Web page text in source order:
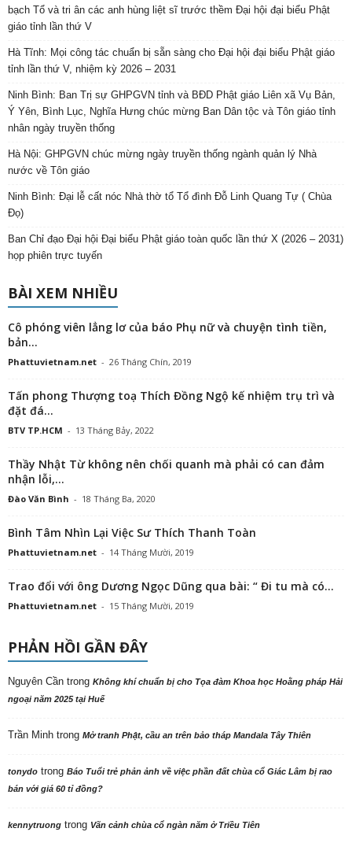
bạch Tổ và tri ân các anh hùng liệt sĩ trước thềm Đại hội đại biểu Phật
giáo tỉnh lần thứ V
Hà Tĩnh: Mọi công tác chuẩn bị sẵn sàng cho Đại hội đại biểu Phật giáo
tỉnh lần thứ V, nhiệm kỳ 2026 – 2031
Ninh Bình: Ban Trị sự GHPGVN tỉnh và BĐD Phật giáo Liên xã Vụ Bản,
Ý Yên, Bình Lục, Nghĩa Hưng chúc mừng Ban Dân tộc và Tôn giáo tỉnh
nhân ngày truyền thống
Hà Nội: GHPGVN chúc mừng ngày truyền thống ngành quản lý Nhà
nước về Tôn giáo
Ninh Bình: Đại lễ cất nóc Nhà thờ tổ Tổ đình Đỗ Linh Quang Tự ( Chùa
Đọ)
Ban Chỉ đạo Đại hội Đại biểu Phật giáo toàn quốc lần thứ X (2026 – 2031)
họp phiên trực tuyến
BÀI XEM NHIỀU
Cô phóng viên lẳng lơ của báo Phụ nữ và chuyện tình tiền,
bản...
Phattuvietnam.net - 26 Tháng Chín, 2019
Tấn phong Thượng toạ Thích Đồng Ngộ kế nhiệm trụ trì và
đặt đá...
BTV TP.HCM - 13 Tháng Bảy, 2022
Thầy Nhật Từ không nên chối quanh mà phải có can đảm
nhận lỗi,...
Đào Văn Bình - 18 Tháng Ba, 2020
Bình Tâm Nhìn Lại Việc Sư Thích Thanh Toàn
Phattuvietnam.net - 14 Tháng Mười, 2019
Trao đổi với ông Dương Ngọc Dũng qua bài: “ Đi tu mà có...
Phattuvietnam.net - 15 Tháng Mười, 2019
PHẢN HỒI GẦN ĐÂY
Nguyên Cần trong Không khí chuẩn bị cho Tọa đàm Khoa học Hoằng pháp Hải
ngoại năm 2025 tại Huế
Trần Minh trong Mở tranh Phật, cầu an trên bảo tháp Mandala Tây Thiên
tonydo trong Báo Tuổi trẻ phản ảnh về việc phần đất chùa cổ Giác Lâm bị rao
bán với giá 60 tỉ đồng?
kennytruong trong Vãn cảnh chùa cổ ngàn năm ở Triều Tiên